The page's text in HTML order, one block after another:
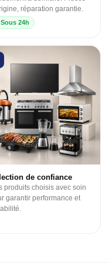
réparation garantie.
Sous 24h
de confiance
produits choisis avec soin
garantir performance et